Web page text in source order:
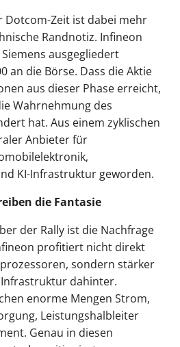
Dotcom-Zeit ist dabei mehr
Randnotiz. Infineon
ausgegliedert
an die Börse. Dass die Aktie
aus dieser Phase erreicht,
Wahrnehmung des
hat. Aus einem zyklischen
Anbieter für
KI-Infrastruktur geworden.
die Fantasie
der Rally ist die Nachfrage
profitiert nicht direkt
sondern stärker
dahinter.
enorme Mengen Strom,
Leistungshalbleiter
Genau in diesen